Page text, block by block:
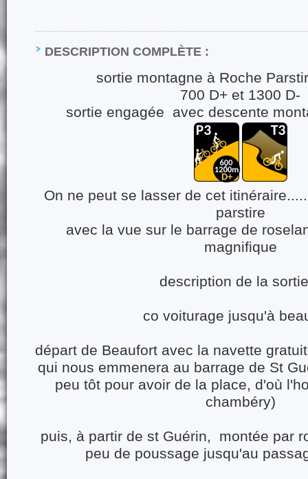
DESCRIPTION COMPLÈTE :
sortie montagne à Roche
700 D+ et 1300 D-
sortie engagée avec descente
On ne peut se lasser de cet
parstire
avec la vue sur le barrage de
magnifique
description de la
co voiturage jusqu'à
départ de Beaufort avec la navette
qui nous emmenera au barrage de St
peu tôt pour avoir de la place, d'où
chambéry)
puis, à partir de st Guérin, montée par
peu de poussage jusqu'au